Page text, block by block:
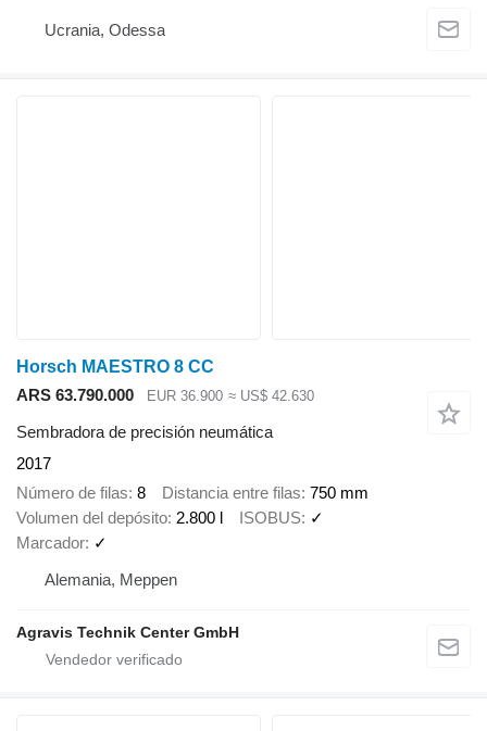
Ucrania, Odessa
Horsch MAESTRO 8 CC
ARS 63.790.000
EUR 36.900 ≈ US$ 42.630
Sembradora de precisión neumática
2017
Número de filas 8 Distancia entre filas 750 mm
Volumen del depósito 2.800 l ISOBUS ✓
Marcador ✓
Alemania, Meppen
Agravis Technik Center GmbH